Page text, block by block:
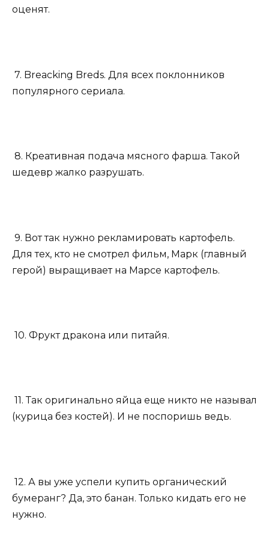
оценят.
7. Breacking Breds. Для всех поклонников
популярного сериала.
8. Креативная подача мясного фарша. Такой
шедевр жалко разрушать.
9. Вот так нужно рекламировать картофель.
Для тех, кто не смотрел фильм, Марк (главный
герой) выращивает на Марсе картофель.
10. Фрукт дракона или питайя.
11. Так оригинально яйца еще никто не называл
(курица без костей). И не поспоришь ведь.
12. А вы уже успели купить органический
бумеранг? Да, это банан. Только кидать его не
нужно.